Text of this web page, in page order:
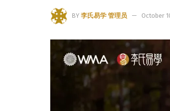
BY 李氏易学 管理员 October